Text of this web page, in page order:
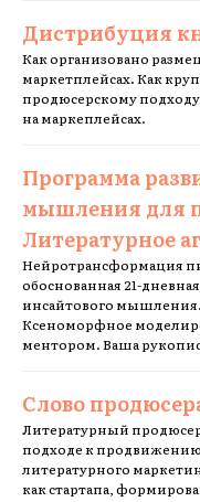
Дистрибуция
Как организовано
маркетплейсах. Как
продюсерскому
на маркеплейсах.
Программа
мышления для
Литературное
Нейротрансформация
обоснованная 21-
инсайтового мышления.
Ксеноморфное
ментором. Ваша
Слово
Литературный
подходе к
литературного
как стартапа,